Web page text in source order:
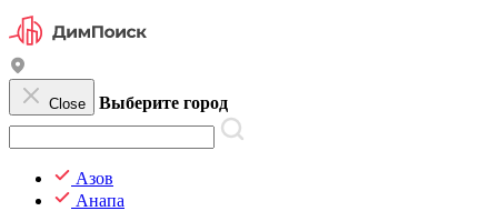
Close Выберите город
Азов
Анапа